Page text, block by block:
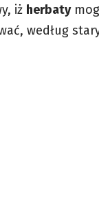
iż herbaty
według